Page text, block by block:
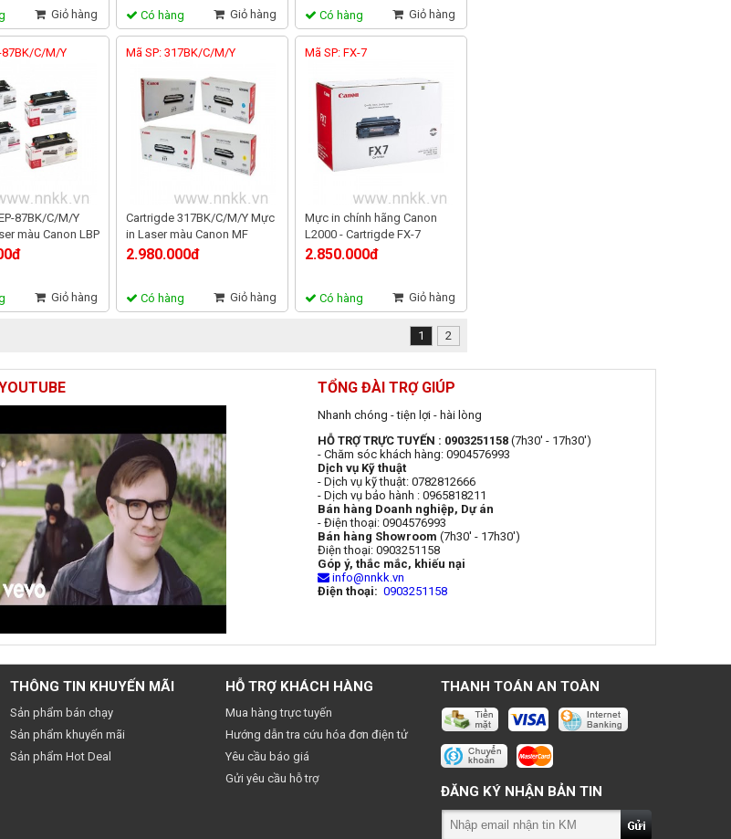
Giỏ hàng Có hàng Giỏ hàng Có hàng Giỏ hàng
87BK/C/M/Y
87BK/C/M/Y
màu Canon LBP
Giỏ hàng
Mã SP: 317BK/C/M/Y
Cartrigde 317BK/C/M/Y Mực
in Laser màu Canon MF
8450C, MF 9220CDN, MF
2.980.000đ
Có hàng Giỏ hàng
Mã SP: FX-7
Mực in chính hãng Canon
L2000 - Cartrigde FX-7
2.850.000đ
Có hàng Giỏ hàng
1 2
TỔNG ĐÀI TRỢ GIÚP
Nhanh chóng - tiện lợi - hài lòng
HỖ TRỢ TRỰC TUYẾN : 0903251158 (7h30' - 17h30')
- Chăm sóc khách hàng: 0904576993
Dịch vụ Kỹ thuật
- Dịch vụ kỹ thuật: 0782812666
- Dịch vụ bảo hành : 0965818211
Bán hàng Doanh nghiệp, Dự án
- Điện thoại: 0904576993
Bán hàng Showroom (7h30' - 17h30')
Điện thoại: 0903251158
Góp ý, thắc mắc, khiếu nại
info@nnkk.vn
Điện thoại: 0903251158
THÔNG TIN KHUYẾN MÃI
Sản phẩm bán chạy
Sản phẩm khuyến mãi
Sản phẩm Hot Deal
HỖ TRỢ KHÁCH HÀNG
Mua hàng trực tuyến
Hướng dẫn tra cứu hóa đơn điện tử
Yêu cầu báo giá
Gửi yêu cầu hỗ trợ
THANH TOÁN AN TOÀN
ĐĂNG KÝ NHẬN BẢN TIN